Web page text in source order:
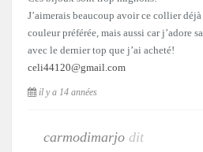
J’aimerais beaucoup avoir ce collier
couleur préférée, mais aussi car j’adore
avec le dernier top que j’ai acheté!
celi44120@gmail.com
il y a 14 années
carmodimarjo dit